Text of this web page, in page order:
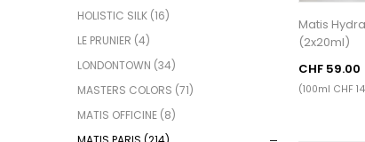
HOLISTIC SILK (16)
LE PRUNIER (4)
LONDONTOWN (34)
MASTERS COLORS (71)
MATIS OFFICINE (8)
Matis
(2x20ml)
CHF 59.00
(100ml CHF